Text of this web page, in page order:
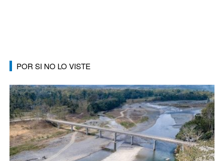
POR SI NO LO VISTE